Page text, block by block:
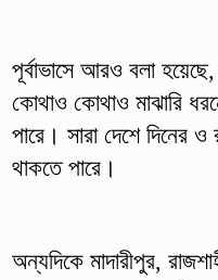
পূর্বাভাসে আরও বলা
কোথাও কোথাও মাঝারি
পারে। সারা দেশে দিনের ও
থাকতে পারে।
অন্যদিকে মাদারীপুর,